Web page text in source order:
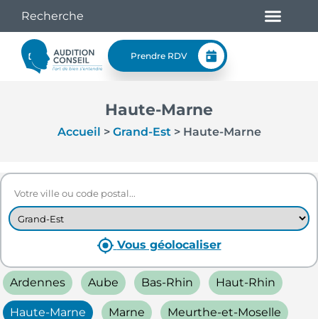
Prendre RDV
Haute-Marne
Accueil > Grand-Est> Haute-Marne
Vous géolocaliser
Ardennes Aube Bas-Rhin Haut-Rhin
Haute-Marne Marne Meurthe-et-Moselle